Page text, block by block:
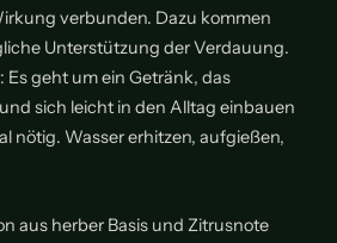
verbunden. Dazu kommen
Unterstützung der Verdauung.
Es geht um ein Getränk, das
sich leicht in den Alltag einbauen
nötig. Wasser erhitzen, aufgießen,
aus herber Basis und Zitrusnote